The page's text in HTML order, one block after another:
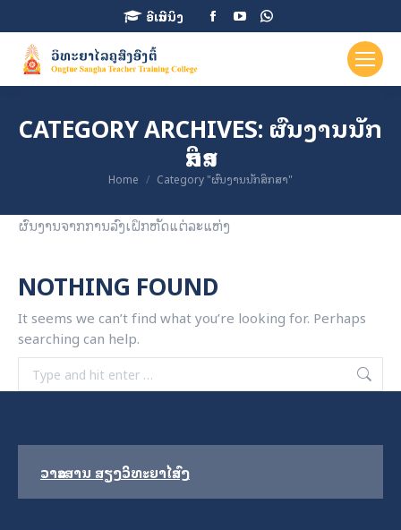
ອີເລີນນິງ
Facebook
page
in
window
YouTube
page
in
window
Whatsapp
page
in
window
CATEGORY ARCHIVES: ຜົນງານນັກ
ສຶກສາ
You are here:
Home Category "ຜົນງານນັກສຶກສາ"
ຜົນງານຈາກການລົງເຝຶກຫັດແຕ່ລະແຫ່ງ
NOTHING FOUND
It seems we can’t find what you’re looking for. Perhaps
searching can help.
Search:
ວາລະສານ ສຽງວິທະຍາໄລສົງ